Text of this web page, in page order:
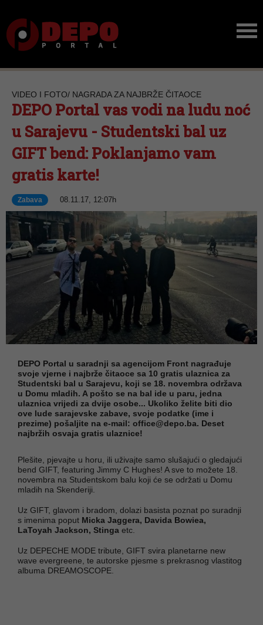
VIDEO I FOTO/ NAGRADA ZA NAJBRŽE ČITAOCE
DEPO Portal vas vodi na ludu noć
u Sarajevu - Studentski bal uz
GIFT bend: Poklanjamo vam
gratis karte!
Zabava 08.11.17, 12:07h
DEPO Portal u saradnji sa agencijom Front nagrađuje
svoje vjerne i najbrže čitaoce sa 10 gratis ulaznica za
Studentski bal u Sarajevu, koji se 18. novembra održava
u Domu mladih. A pošto se na bal ide u paru, jedna
ulaznica vrijedi za dvije osobe... Ukoliko želite biti dio
ove lude sarajevske zabave, svoje podatke (ime i
prezime) pošaljite na e-mail: office@depo.ba. Deset
najbržih osvaja gratis ulaznice!
Plešite, pjevajte u horu, ili uživajte samo slušajući o gledajući
bend GIFT, featuring Jimmy C Hughes! A sve to možete 18.
novembra na Studentskom balu koji će se održati u Domu
mladih na Skenderiji.
Uz GIFT, glavom i bradom, dolazi basista poznat po suradnji
s imenima poput Micka Jaggera, Davida Bowiea,
LaToyah Jackson, Stinga etc.
Uz DEPECHE MODE tribute, GIFT svira planetarne new
wave evergreene, te autorske pjesme s prekrasnog vlastitog
albuma DREAMOSCOPE.